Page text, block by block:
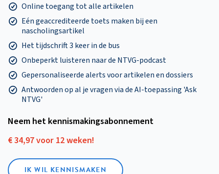
Online toegang tot alle artikelen
Eén geaccrediteerde toets maken bij een
nascholingsartikel
Het tijdschrift 3 keer in de bus
Onbeperkt luisteren naar de NTVG-podcast
Gepersonaliseerde alerts voor artikelen en dossiers
Antwoorden op al je vragen via de AI-toepassing 'Ask
NTVG'
Neem het kennismakings­abonnement
€ 34,97 voor 12 weken!
IK WIL KENNISMAKEN